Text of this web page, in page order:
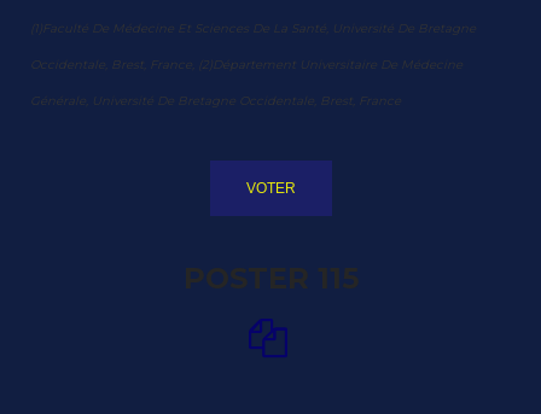
(1)Faculté De Médecine Et Sciences De La Santé, Université De Bretagne
Occidentale, Brest, France, (2)Département Universitaire De Médecine
Générale, Université De Bretagne Occidentale, Brest, France
VOTER
POSTER 115